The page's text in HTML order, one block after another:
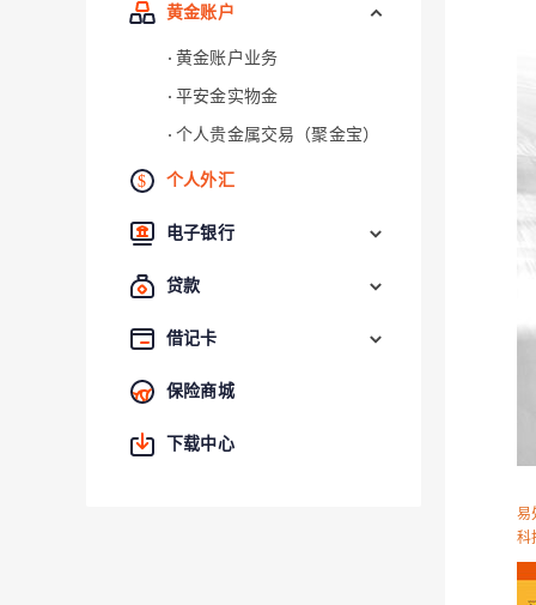
黄金账户
黄金账户业务
平安金实物金
个人贵金属交易（聚金宝）
个人外汇
电子银行
贷款
借记卡
保险商城
下载中心
易
科